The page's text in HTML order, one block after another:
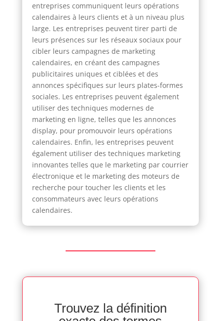
entreprises communiquent leurs opérations
calendaires à leurs clients et à un niveau plus
large. Les entreprises peuvent tirer parti de
leurs présences sur les réseaux sociaux pour
cibler leurs campagnes de marketing
calendaires, en créant des campagnes
publicitaires uniques et ciblées et des
annonces spécifiques sur leurs plates-formes
sociales. Les entreprises peuvent également
utiliser des techniques modernes de
marketing en ligne, telles que les annonces
display, pour promouvoir leurs opérations
calendaires. Enfin, les entreprises peuvent
également utiliser des techniques marketing
innovantes telles que le marketing par courrier
électronique et le marketing des moteurs de
recherche pour toucher les clients et les
consommateurs avec leurs opérations
calendaires.
Trouvez la définition